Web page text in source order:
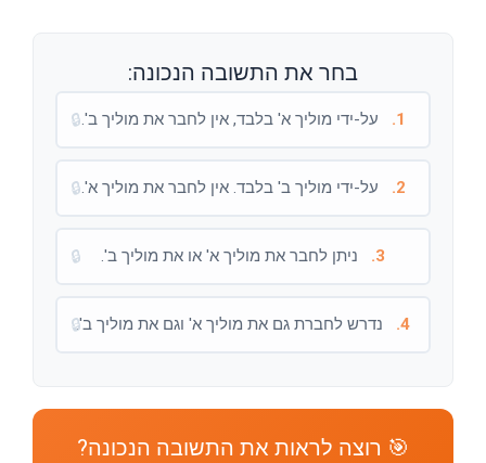
בחר את התשובה הנכונה:
1. על-ידי מוליך א' בלבד, אין לחבר את מוליך ב'.🔒
2. על-ידי מוליך ב' בלבד. אין לחבר את מוליך א'.🔒
3. ניתן לחבר את מוליך א' או את מוליך ב'. 🔒
4. נדרש לחברת גם את מוליך א' וגם את מוליך ב'.🔒
🎯 רוצה לראות את התשובה הנכונה?